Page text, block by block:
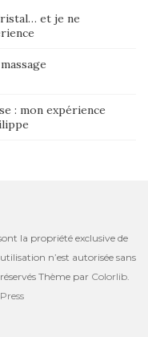
et je ne
: mon expérience
la propriété exclusive de
n’est autorisée sans
Thème par Colorlib.